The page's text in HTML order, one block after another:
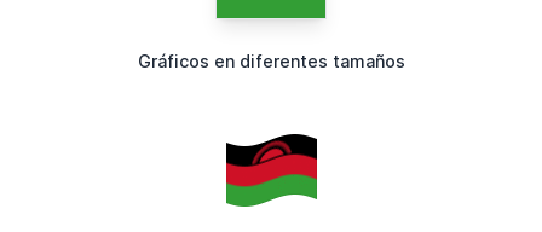
Gráficos en diferentes tamaños